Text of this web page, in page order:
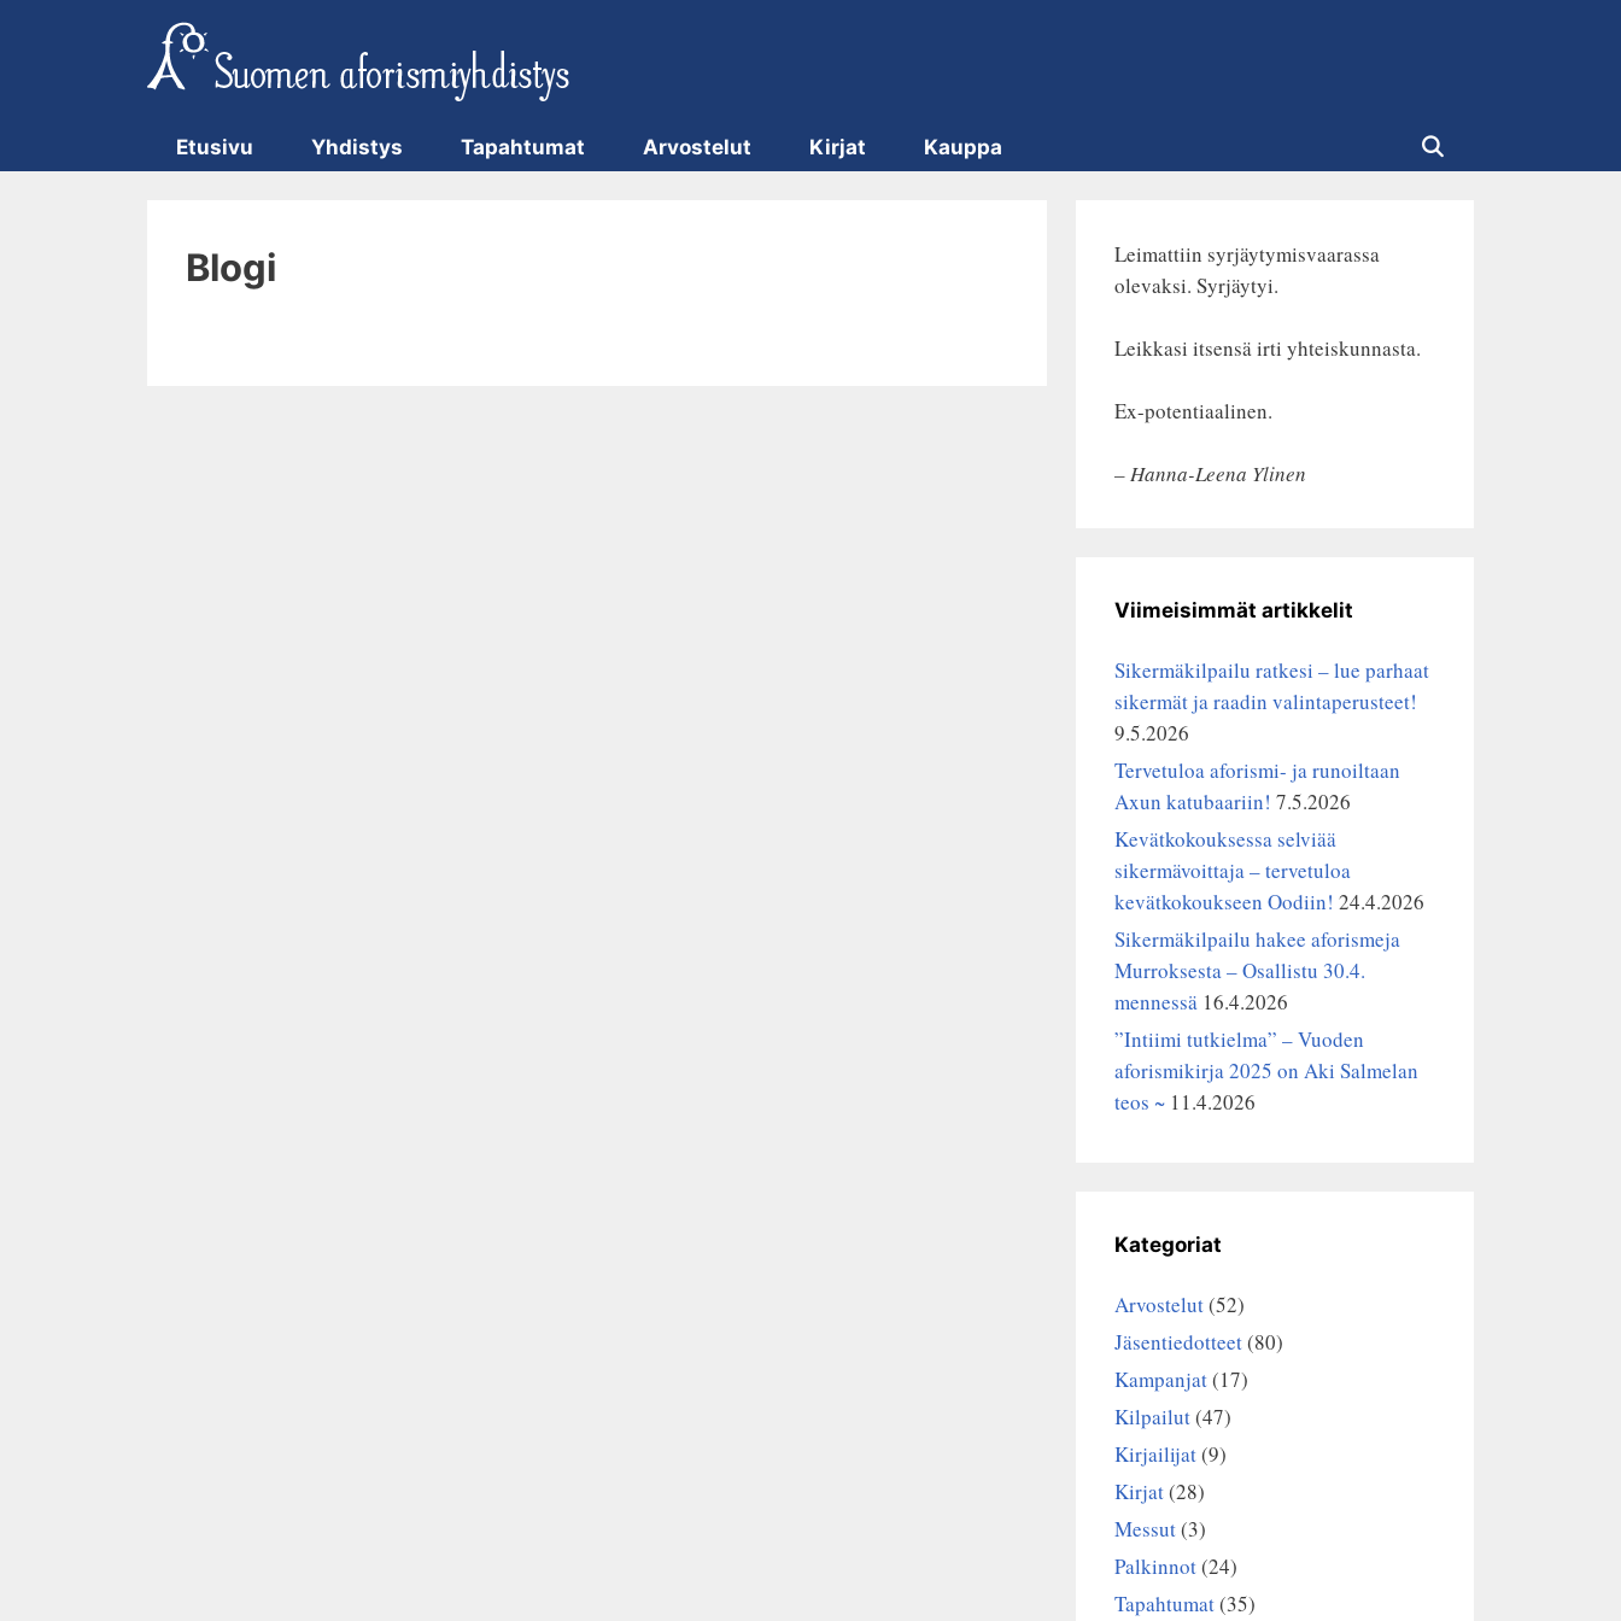
Etusivu Yhdistys Tapahtumat Arvostelut Kirjat Kauppa
Blogi
Leimattiin syrjäytymisvaarassa
olevaksi. Syrjäytyi.
Leikkasi itsensä irti yhteiskunnasta.
Ex-potentiaalinen.
– Hanna-Leena Ylinen
Viimeisimmät artikkelit
Sikermäkilpailu ratkesi – lue parhaat
sikermät ja raadin valintaperusteet!
9.5.2026
Tervetuloa aforismi- ja runoiltaan
Axun katubaariin! 7.5.2026
Kevätkokouksessa selviää
sikermävoittaja – tervetuloa
kevätkokoukseen Oodiin! 24.4.2026
Sikermäkilpailu hakee aforismeja
Murroksesta – Osallistu 30.4.
mennessä 16.4.2026
”Intiimi tutkielma” – Vuoden
aforismikirja 2025 on Aki Salmelan
teos ~ 11.4.2026
Kategoriat
Arvostelut(52)
Jäsentiedotteet(80)
Kampanjat(17)
Kilpailut(47)
Kirjailijat(9)
Kirjat(28)
Messut(3)
Palkinnot(24)
Tapahtumat(35)